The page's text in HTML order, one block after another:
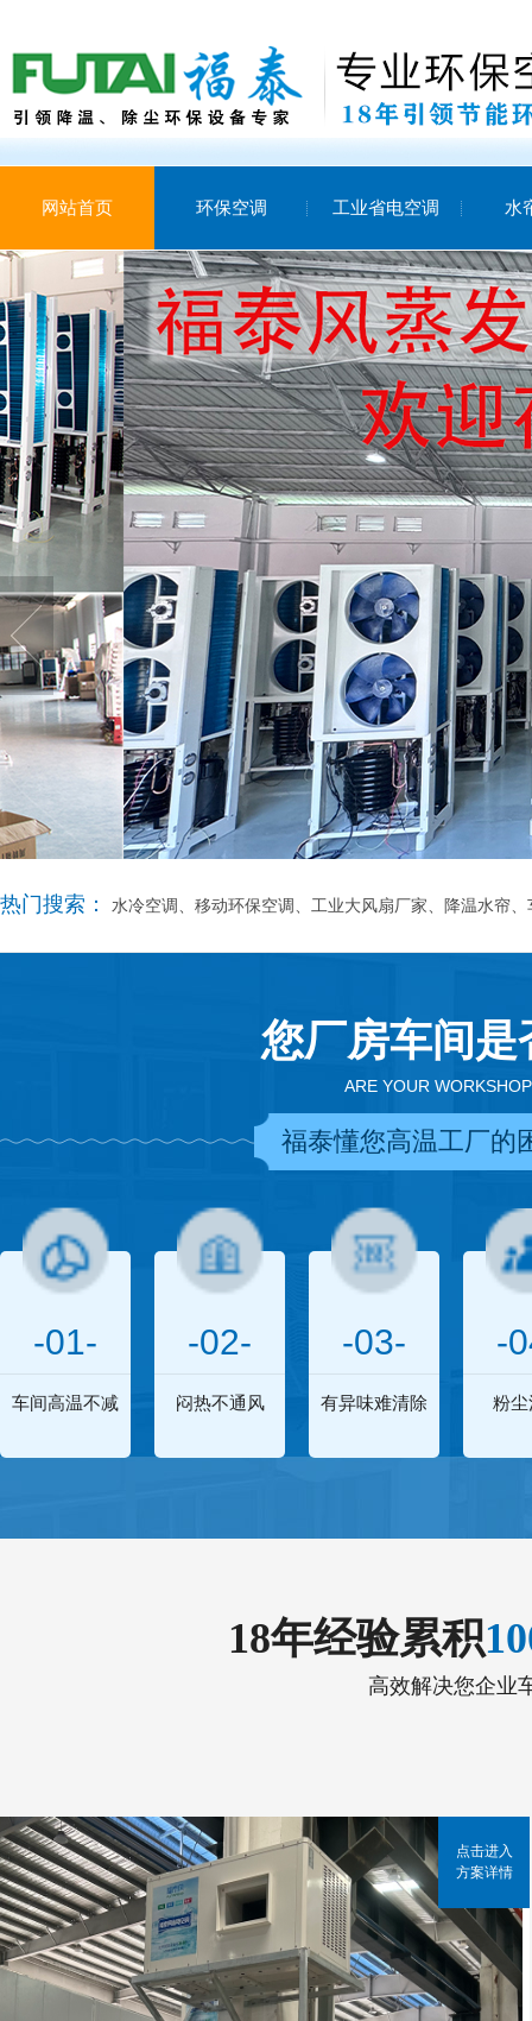
网站首页 环保空调 工业省电空调 水
热门搜索： 水冷空调、移动环保空调、工业大风扇厂家、降温水帘
您厂房车间
ARE YOUR
福泰懂您高温工厂的
-01-
车间高温不减
-02-
闷热不通风
-03-
有异味难清除
-
粉尘
18年经验累积
高效解决您企业
点击进入
方案详情